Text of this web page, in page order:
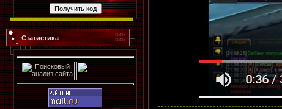
Статистика